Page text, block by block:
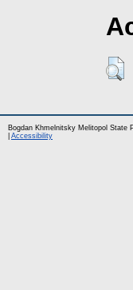
Bogdan Khmelnitsky Melitopol State
Accessibility